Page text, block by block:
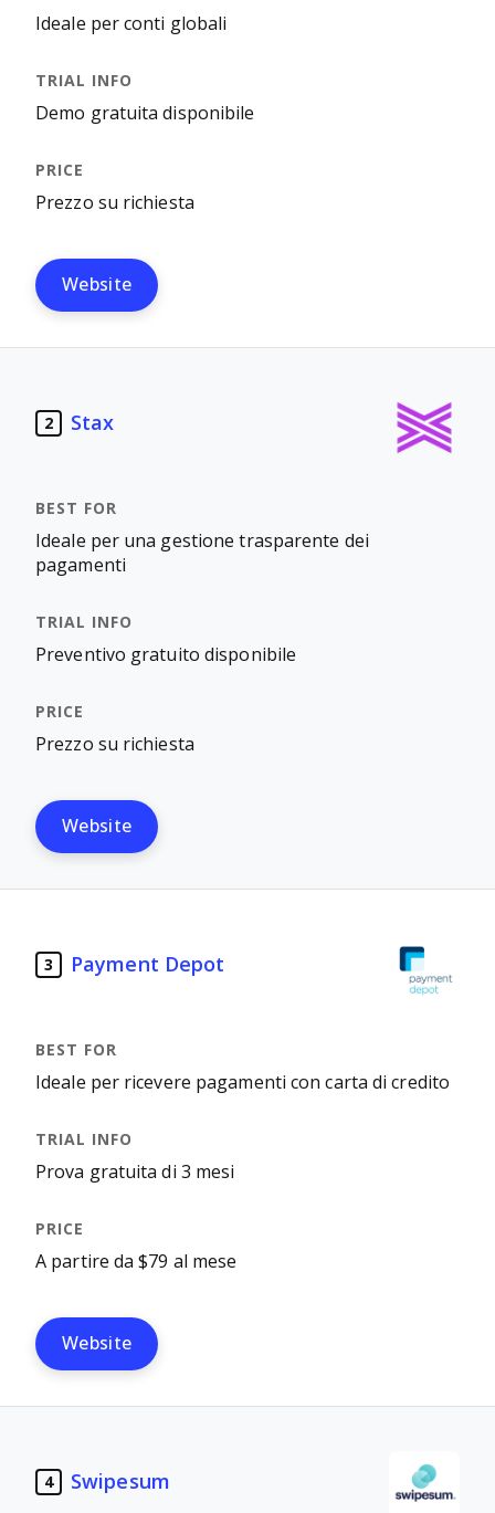
Ideale per conti globali
Demo gratuita disponibile
Prezzo su richiesta
Website
2 Stax
Ideale per una gestione trasparente dei
pagamenti
Preventivo gratuito disponibile
Prezzo su richiesta
Website
3 Payment Depot
Ideale per ricevere pagamenti con carta di credito
Prova gratuita di 3 mesi
A partire da $79 al mese
Website
4 Swipesum